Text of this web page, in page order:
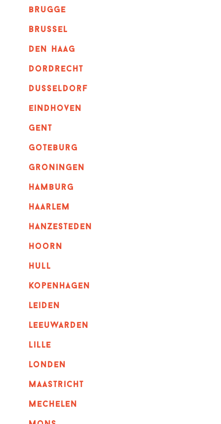
brugge
Brussel
Den haag
dordrecht
dusseldorf
eindhoven
GENT
goteburg
groningen
hamburg
haarlem
hanzesteden
hoorn
hull
kopenhagen
leiden
leeuwarden
lille
londen
maastricht
mechelen